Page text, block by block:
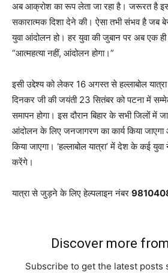
अब आक्रोश का रूप लेता जा रहा है। जरूरत है
सकारात्मक दिशा देने की। ऐसा तभी संभव है जब
युवा आंदोलन हो। हर युवा की जुबान पर अब एक ही
“आत्महत्या नहीं, आंदोलन होगा।”
इसी उद्देश्य को लेकर 16 अगस्त से हल्लाबोल
दिनकर जी की जयंती 23 सितंबर को पटना में
समापन होगा। इस दौरान बिहार के सभी जिलों
आंदोलन के लिए जनजागरण का कार्य किया जाएगा
किया जाएगा। ‘हल्लाबोल यात्रा’ में देश के कई
करेंगे।
यात्रा से जुड़ने के लिए हेल्पलाइन नंबर
Discover more from
Subscribe to get the latest posts